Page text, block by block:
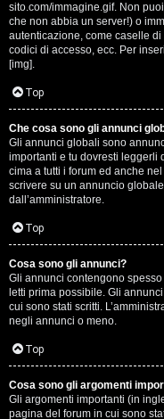
sito.com/immagine.gif. Non
che non abbia un server!) o
autenticazione, come caselle
codici di accesso, ecc. Per
[img].
Top
Che cosa sono gli annunci
Gli annunci globali sono
importanti e tu dovresti leggerli
cima a tutti i forum ed anche
scrivere su un annuncio
dall’amministratore.
Top
Cosa sono gli annunci?
Gli annunci contengono
letti prima possibile. Gli
cui sono stati scritti.
negli annunci o meno.
Top
Cosa sono gli argomenti
Gli argomenti importanti (in
pagina del forum in cui sono
C
o
s
a
c
i
p
i
a
c
e
e
c
o